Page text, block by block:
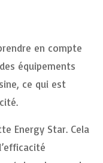
en compte
équipements
ce qui est
Energy Star. Cela